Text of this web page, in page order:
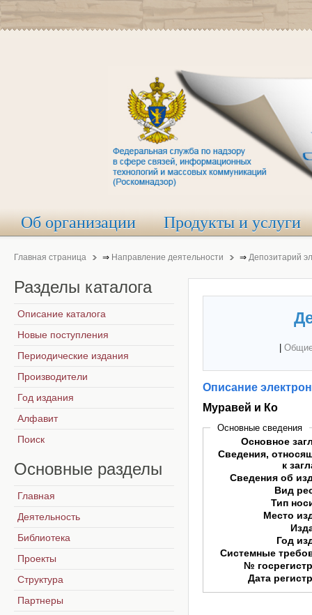
Об организации Продукты и услуги
Главная страница ⇒ Направление деятельности ⇒ Депозитарий
Описание
Муравей и Ко
Основные сведения
Основное
Сведения,
к
Сведения об
Вид
Тип
Место
Год
Системные
№
Дата
Разделы каталога
Описание каталога
Новые поступления
Периодические издания
Производители
Год издания
Алфавит
Поиск
Основные разделы
Главная
Деятельность
Библиотека
Проекты
Структура
Партнеры